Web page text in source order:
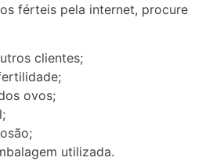
férteis pela internet, procure
clientes;
ovos;
utilizada.